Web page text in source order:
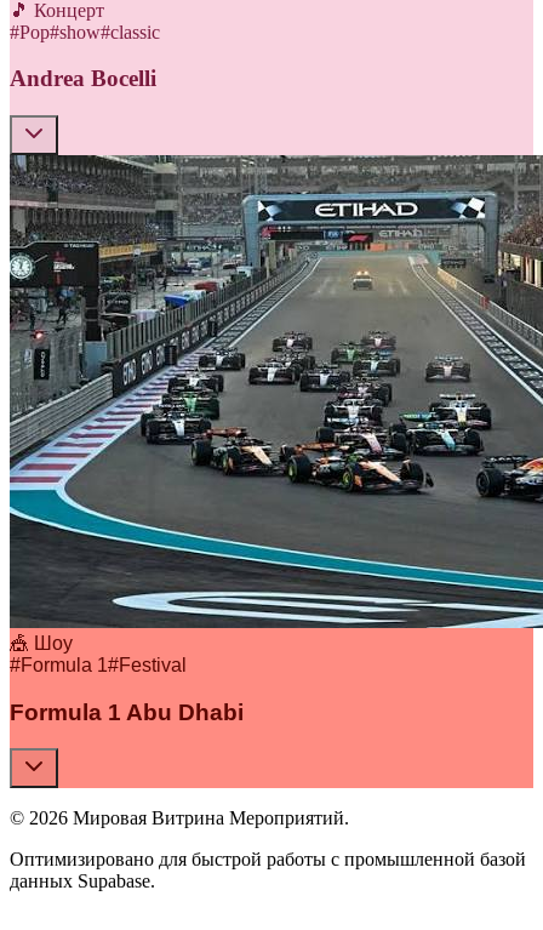
🎵 Концерт
#Pop#show#classic
Andrea Bocelli
🎪 Шоу
#Formula 1#Festival
Formula 1 Abu Dhabi
© 2026 Мировая Витрина Мероприятий.
Оптимизировано для быстрой работы с промышленной базой
данных Supabase.